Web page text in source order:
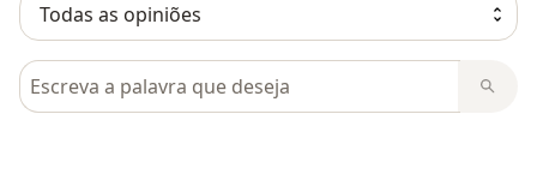
Pesquisar em opiniões